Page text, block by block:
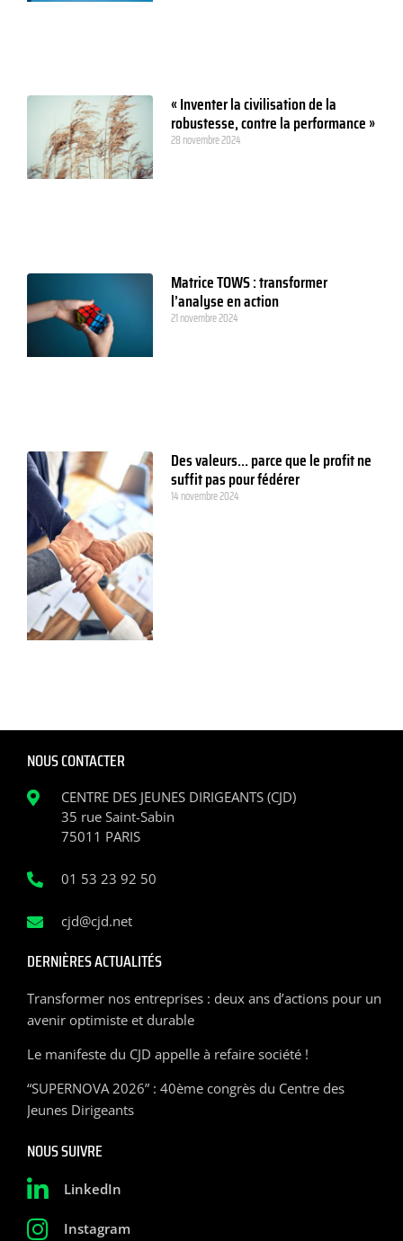
« Inventer la civilisation de la
robustesse, contre la performance »
28 novembre 2024
Matrice TOWS : transformer
l’analyse en action
21 novembre 2024
Des valeurs… parce que le profit ne
suffit pas pour fédérer
14 novembre 2024
NOUS CONTACTER
CENTRE DES JEUNES DIRIGEANTS (CJD)
35 rue Saint-Sabin
75011 PARIS
01 53 23 92 50
cjd@cjd.net
DERNIÈRES ACTUALITÉS
Transformer nos entreprises : deux ans d’actions pour un
avenir optimiste et durable
Le manifeste du CJD appelle à refaire société !
“SUPERNOVA 2026” : 40ème congrès du Centre des
Jeunes Dirigeants
NOUS SUIVRE
LinkedIn
Instagram